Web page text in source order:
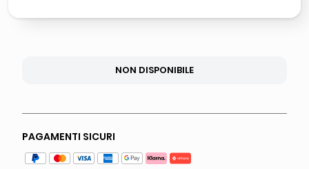
NON DISPONIBILE
PAGAMENTI SICURI